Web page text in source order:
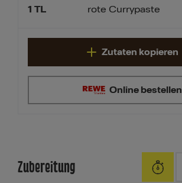
1 TL rote Currypaste
Online bestellen
Zutaten kopieren
Zubereitung